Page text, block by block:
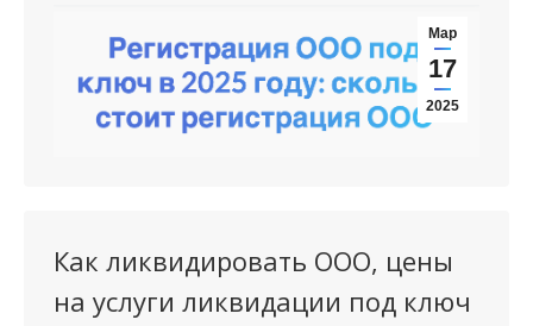
Мар
17
2025
Как ликвидировать ООО, цены
на услуги ликвидации под ключ